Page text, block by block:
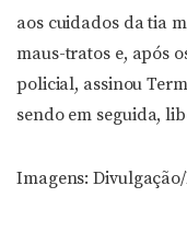
aos cuidados da tia
maus-tratos e, após
policial, assinou
sendo em seguida,
Imagens: